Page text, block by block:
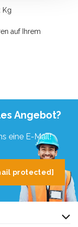
Kg
auf Ihrem
Angebot?
eine E-Mail!
protected]